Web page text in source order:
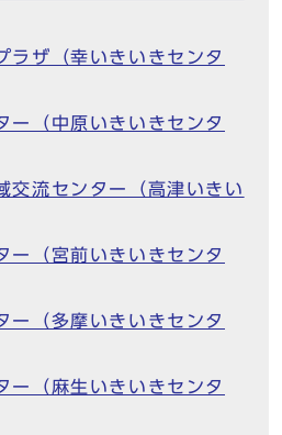
ラザ（幸いきいきセンタ
ー（中原いきいきセンタ
交流センター（高津いきい
ー（宮前いきいきセンタ
ー（多摩いきいきセンタ
ー（麻生いきいきセンタ